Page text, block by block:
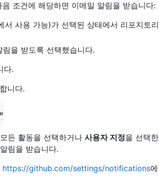
조건에 해당하면 이메일 알림을 받습니다:
서 사용 가능)가 선택된 상태에서 리포지토리
을 받도록 선택했습니다.
다.
니다.
든 활동을 선택하거나 사용자 지정을 선택한
림을 받습니다.
https://github.com/settings/notifications에